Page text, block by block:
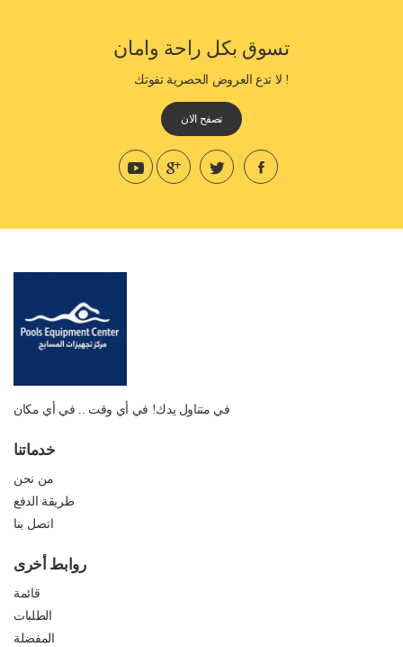
تسوق بكل راحة وامان
! لا تدع العروض الحصرية تفوتك
تصفح الان
في متناول يدك! في أي وقت .. في أي مكان
خدماتنا
من نحن
طريقة الدفع
اتصل بنا
روابط أخرى
قائمة
الطلبات
المفضلة